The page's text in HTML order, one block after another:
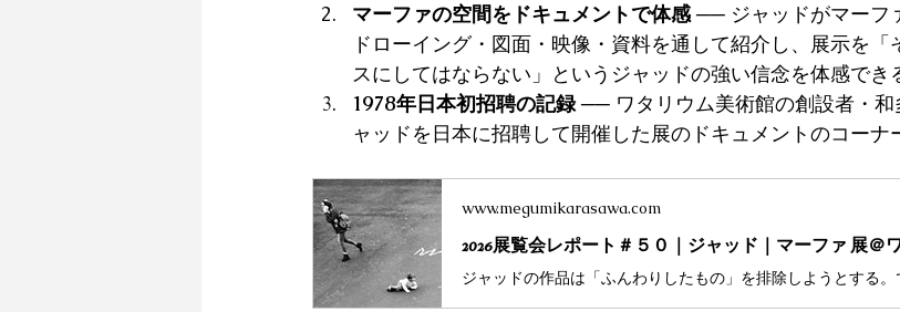
マーファの空間をドキュメントで体感 ── ジャッドがマーフ
ドローイング・図面・映像・資料を通して紹介し、展示を
スにしてはならない」というジャッドの強い信念を体感でき
1978年日本初招聘の記録 ── ワタリウム美術館の創設者・和
ャッドを日本に招聘して開催した展のドキュメントのコーナ
www.megumikarasawa.com
2026展覧会レポート＃５０｜ジャッド｜マーファ 展＠